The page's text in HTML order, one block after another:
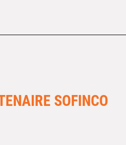
SOFINCO